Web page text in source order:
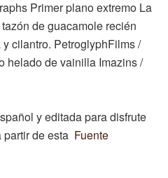
Primer plano extremo La
de guacamole recién
cilantro. PetroglyphFilms /
helado de vainilla Imazins /
y editada para disfrute
de esta Fuente